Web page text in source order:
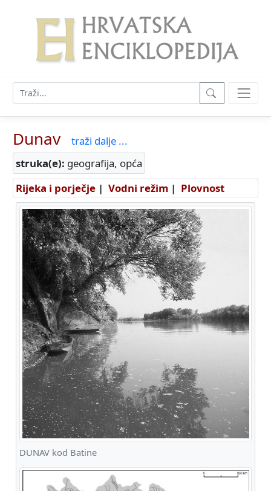
Dunav
traži dalje ...
struka(e): geografija, opća
Rijeka i porječje | Vodni režim | Plovnost
DUNAV kod Batine